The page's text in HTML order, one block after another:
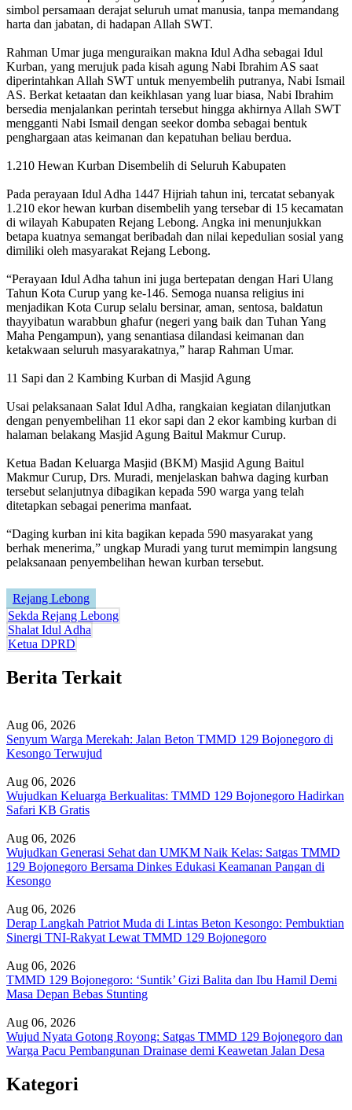
simbol persamaan derajat seluruh umat manusia, tanpa memandang
harta dan jabatan, di hadapan Allah SWT.
Rahman Umar juga menguraikan makna Idul Adha sebagai Idul
Kurban, yang merujuk pada kisah agung Nabi Ibrahim AS saat
diperintahkan Allah SWT untuk menyembelih putranya, Nabi Ismail
AS. Berkat ketaatan dan keikhlasan yang luar biasa, Nabi Ibrahim
bersedia menjalankan perintah tersebut hingga akhirnya Allah SWT
mengganti Nabi Ismail dengan seekor domba sebagai bentuk
penghargaan atas keimanan dan kepatuhan beliau berdua.
1.210 Hewan Kurban Disembelih di Seluruh Kabupaten
Pada perayaan Idul Adha 1447 Hijriah tahun ini, tercatat sebanyak
1.210 ekor hewan kurban disembelih yang tersebar di 15 kecamatan
di wilayah Kabupaten Rejang Lebong. Angka ini menunjukkan
betapa kuatnya semangat beribadah dan nilai kepedulian sosial yang
dimiliki oleh masyarakat Rejang Lebong.
“Perayaan Idul Adha tahun ini juga bertepatan dengan Hari Ulang
Tahun Kota Curup yang ke-146. Semoga nuansa religius ini
menjadikan Kota Curup selalu bersinar, aman, sentosa, baldatun
thayyibatun warabbun ghafur (negeri yang baik dan Tuhan Yang
Maha Pengampun), yang senantiasa dilandasi keimanan dan
ketakwaan seluruh masyarakatnya,” harap Rahman Umar.
11 Sapi dan 2 Kambing Kurban di Masjid Agung
Usai pelaksanaan Salat Idul Adha, rangkaian kegiatan dilanjutkan
dengan penyembelihan 11 ekor sapi dan 2 ekor kambing kurban di
halaman belakang Masjid Agung Baitul Makmur Curup.
Ketua Badan Keluarga Masjid (BKM) Masjid Agung Baitul
Makmur Curup, Drs. Muradi, menjelaskan bahwa daging kurban
tersebut selanjutnya dibagikan kepada 590 warga yang telah
ditetapkan sebagai penerima manfaat.
“Daging kurban ini kita bagikan kepada 590 masyarakat yang
berhak menerima,” ungkap Muradi yang turut memimpin langsung
pelaksanaan penyembelihan hewan kurban tersebut.
Rejang Lebong
Sekda Rejang Lebong
Shalat Idul Adha
Ketua DPRD
Berita Terkait
Aug 06, 2026
Senyum Warga Merekah: Jalan Beton TMMD 129 Bojonegoro di
Kesongo Terwujud
Aug 06, 2026
Wujudkan Keluarga Berkualitas: TMMD 129 Bojonegoro Hadirkan
Safari KB Gratis
Aug 06, 2026
Wujudkan Generasi Sehat dan UMKM Naik Kelas: Satgas TMMD
129 Bojonegoro Bersama Dinkes Edukasi Keamanan Pangan di
Kesongo
Aug 06, 2026
Derap Langkah Patriot Muda di Lintas Beton Kesongo: Pembuktian
Sinergi TNI-Rakyat Lewat TMMD 129 Bojonegoro
Aug 06, 2026
TMMD 129 Bojonegoro: ‘Suntik’ Gizi Balita dan Ibu Hamil Demi
Masa Depan Bebas Stunting
Aug 06, 2026
Wujud Nyata Gotong Royong: Satgas TMMD 129 Bojonegoro dan
Warga Pacu Pembangunan Drainase demi Keawetan Jalan Desa
Kategori